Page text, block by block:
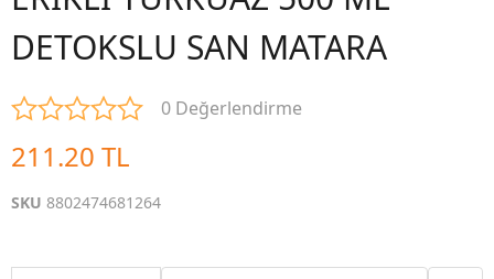
DETOKSLU SAN MATARA
0 Değerlendirme
211.20 TL
SKU 8802474681264